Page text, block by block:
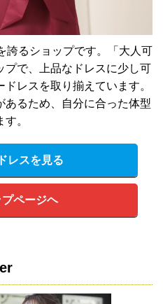
誇るショップです。「大人可
プで、上品なドレスに少し可
レスを取り揃えています。
あるため、自分に合った体型
。
レスを見る
プページヘ